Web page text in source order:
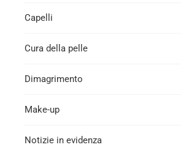
Capelli
Cura della pelle
Dimagrimento
Make-up
Notizie in evidenza